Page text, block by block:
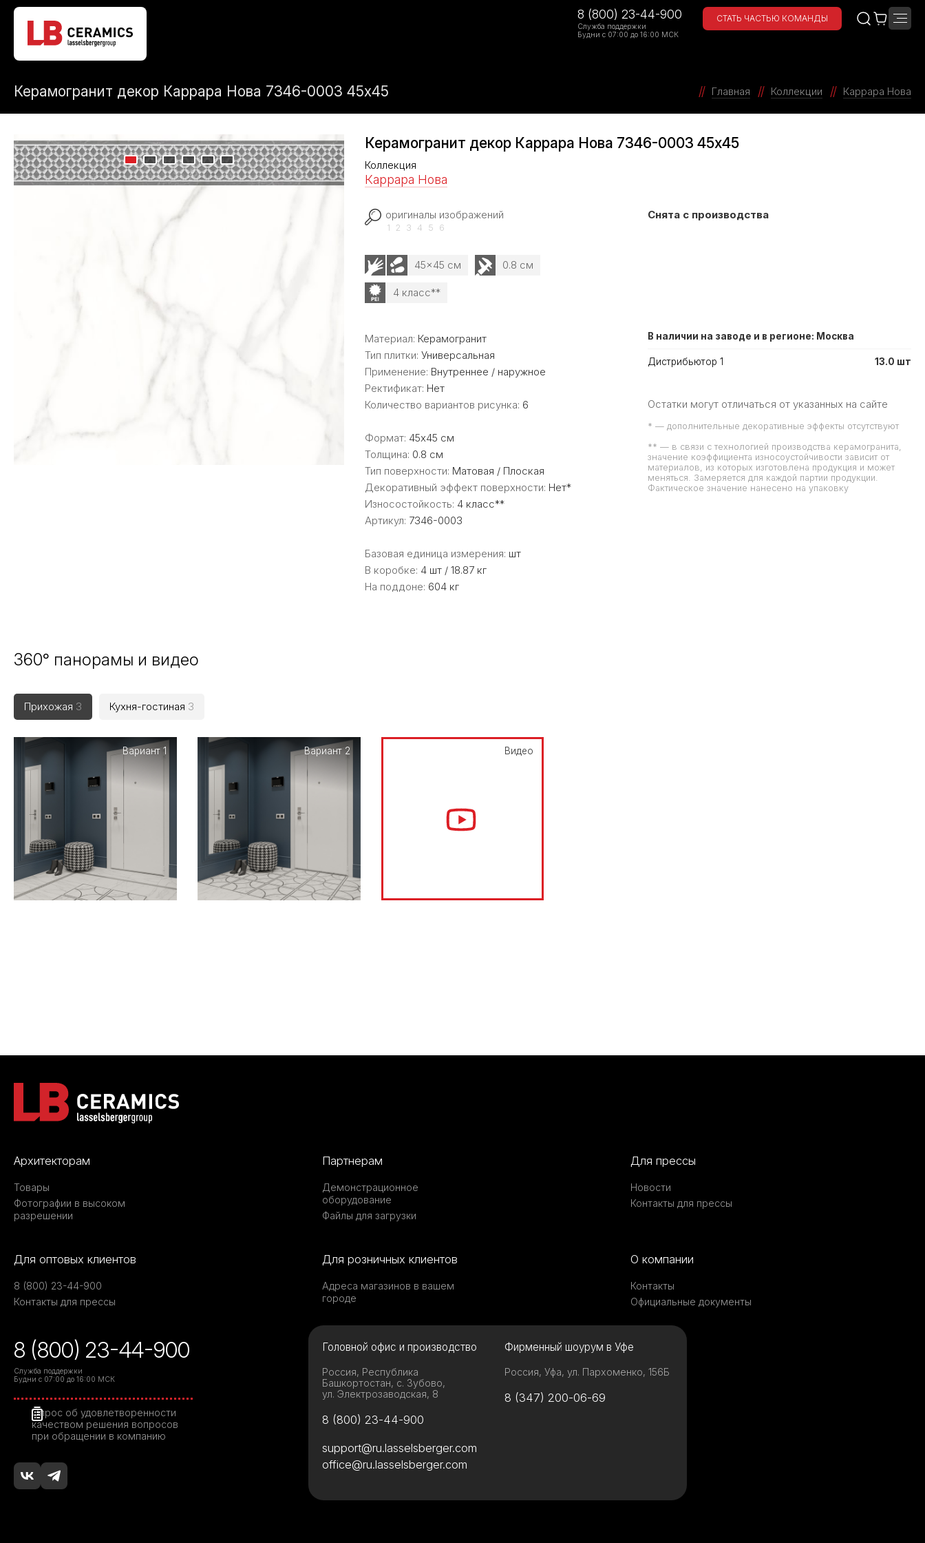
8 (800) 23-44-900
Служба поддержки
Будни с 07:00 до 16:00 МСК
СТАТЬ ЧАСТЬЮ КОМАНДЫ
Керамогранит декор Каррара Нова 7346-0003 45х45 Главная Коллекции Каррара Нова
Керамогранит декор Каррара Нова 7346-0003 45х45
Коллекция
Каррара Нова
оригиналы изображений
1 2 3 4 5 6
45x45 см 0.8 см
4 класс**
Снята с производства
Материал: Керамогранит
Тип плитки: Универсальная
Применение: Внутреннее / наружное
Ректификат: Нет
Количество вариантов рисунка: 6
Формат: 45x45 см
Толщина: 0.8 см
Тип поверхности: Матовая / Плоская
Декоративный эффект поверхности: Нет*
Износостойкость: 4 класс**
Артикул: 7346-0003
Базовая единица измерения: шт
В коробке: 4 шт / 18.87 кг
На поддоне: 604 кг
В наличии на заводе и в регионе: Москва
Дистрибьютор 1 13.0 шт
Остатки могут отличаться от указанных на сайте
* — дополнительные декоративные эффекты отсутствуют
** — в связи с технологией производства керамогранита,
значение коэффициента износоустойчивости зависит от
материалов, из которых изготовлена продукция и может
меняться. Замеряется для каждой партии продукции.
Фактическое значение нанесено на упаковку
360° панорамы и видео
Прихожая 3 Кухня-гостиная 3
Вариант 1 Вариант 2 Видео
Архитекторам
Товары
Фотографии в высоком
разрешении
Партнерам
Демонстрационное
оборудование
Файлы для загрузки
Для прессы
Новости
Контакты для прессы
Для оптовых клиентов
8 (800) 23-44-900
Контакты для прессы
Для розничных клиентов
Адреса магазинов в вашем
городе
О компании
Контакты
Официальные документы
8 (800) 23-44-900
Служба поддержки
Будни с 07:00 до 16:00 МСК
Опрос об удовлетворенности
качеством решения вопросов
при обращении в компанию
Головной офис и производство
Россия, Республика
Башкортостан, с. Зубово,
ул. Электрозаводская, 8
8 (800) 23-44-900
Фирменный шоурум в Уфе
Россия, Уфа, ул. Пархоменко, 156Б
8 (347) 200-06-69
support@ru.lasselsberger.com
office@ru.lasselsberger.com